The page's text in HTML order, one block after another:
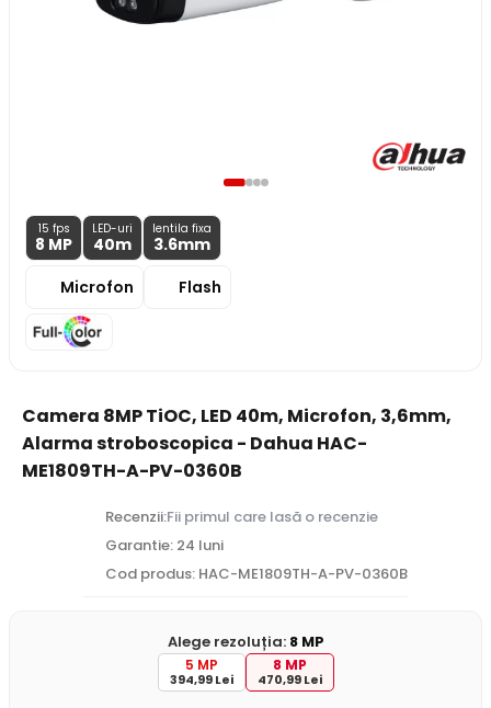
15 fps
8 MP
LED-uri
40m
lentila fixa
3.6mm
Microfon
Flash
Camera 8MP TiOC, LED 40m, Microfon, 3,6mm,
Alarma stroboscopica - Dahua HAC-
ME1809TH-A-PV-0360B
Recenzii:Fii primul care lasă o recenzie
Garantie: 24 luni
Cod produs: HAC-ME1809TH-A-PV-0360B
Alege rezoluția: 8 MP
5 MP
394,99 Lei
8 MP
470,99 Lei